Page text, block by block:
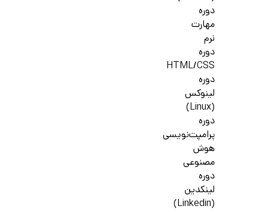
دوره
مهارت
نرم
دوره
HTML/CSS
دوره
لینوکس
(Linux)
دوره
پرامپت‌نویسی
هوش
مصنوعی
دوره
لینکدین
(Linkedin)